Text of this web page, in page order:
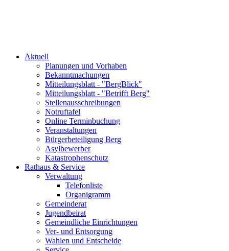
Aktuell
Planungen und Vorhaben
Bekanntmachungen
Mitteilungsblatt - "BergBlick"
Mitteilungsblatt - "Betrifft Berg"
Stellenausschreibungen
Notruftafel
Online Terminbuchung
Veranstaltungen
Bürgerbeteiligung Berg
Asylbewerber
Katastrophenschutz
Rathaus & Service
Verwaltung
Telefonliste
Organigramm
Gemeinderat
Jugendbeirat
Gemeindliche Einrichtungen
Ver- und Entsorgung
Wahlen und Entscheide